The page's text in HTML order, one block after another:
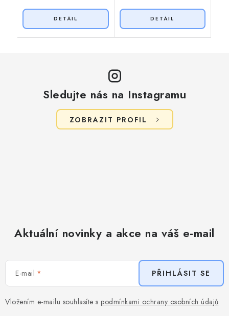
Sledujte nás na Instagramu
ZOBRAZIT PROFIL
Aktuální novinky a akce na váš e-mail
E-mail
Vložením e-mailu souhlasíte s podmínkami ochrany osobních údajů
PŘIHLÁSIT SE